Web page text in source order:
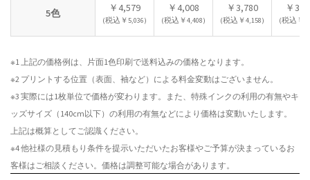
5色 ￥4,579
(税込￥5,036)
￥4,008
(税込￥4,408)
￥3,780
(税込￥4,158)
￥
(税込￥
※1 上記の価格例は、片面1色印刷で送料込みの価格となります。
※2 プリントする位置（表面、袖など）による料金変動はございません。
※3 実際には1枚単位で価格が変わります。また、特殊インクの利用の有無やキ
ッズサイズ（140cm以下）の利用の有無などにより価格は変動いたします。
上記は概算としてご認識ください。
※4 他社様の見積もり条件を提示いただいたお客様やご予算が決まっているお
客様はご相談ください。価格は調整可能な場合があります。